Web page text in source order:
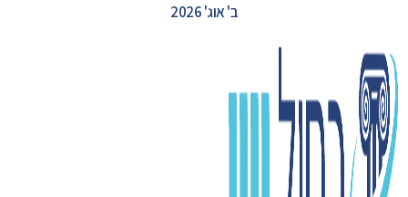
ב' אוג' 2026